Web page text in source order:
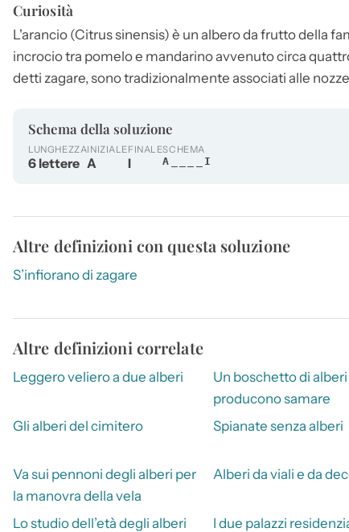
Curiosità
L'arancio (Citrus sinensis) è un albero da frutto della
incrocio tra pomelo e mandarino avvenuto circa
detti zagare, sono tradizionalmente associati alle
Schema della soluzione
LUNGHEZZA
6 lettere
INIZIALE
A
FINALE
I
SCHEMA
A____I
Altre definizioni con questa soluzione
S’infiorano di zagare
Altre definizioni correlate
Leggero veliero a due alberi
Un boschetto di
producono samare
Gli alberi del cimitero Spianate senza alberi
Va sui pennoni degli alberi per
la manovra della vela
Alberi da viali e da
Lo studio dell’età degli alberi
I due palazzi